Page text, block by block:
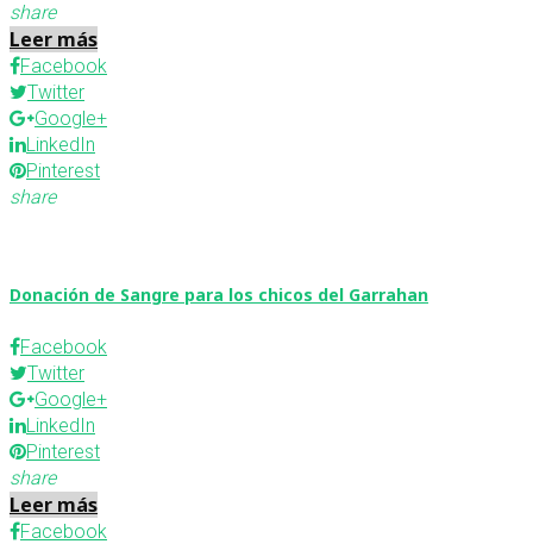
share
Leer más
Facebook
Twitter
Google+
LinkedIn
Pinterest
share
Donación de Sangre para los chicos del Garrahan
Facebook
Twitter
Google+
LinkedIn
Pinterest
share
Leer más
Facebook